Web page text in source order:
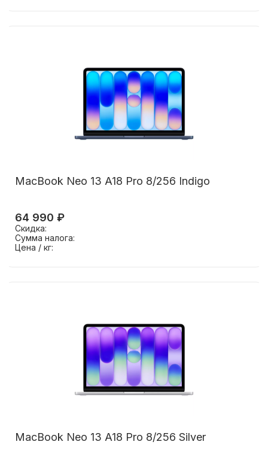
MacBook Neo 13 A18 Pro 8/256 Indigo
64 990 ₽
Скидка:
Сумма налога:
Цена / кг:
MacBook Neo 13 A18 Pro 8/256 Silver